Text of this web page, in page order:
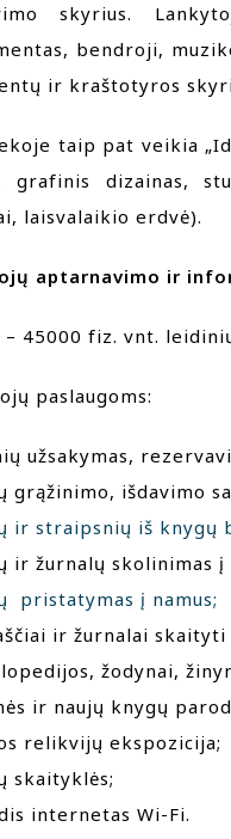
skyrius.
bendroji,
ir kraštotyros
taip pat veikia
grafinis dizainas,
laisvalaikio erdvė).
aptarnavimo ir
– 45000 fiz. vnt.
paslaugoms:
užsakymas,
grąžinimo, išdavimo
ir straipsnių iš knygų
ir žurnalų skolinimas į
pristatymas į namus;
ir žurnalai
žodynai,
ir naujų knygų
relikvijų ekspozicija;
skaityklės;
internetas Wi-Fi.